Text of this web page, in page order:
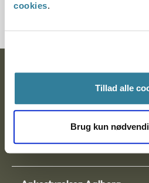
cookies.
Tillad alle
Brug kun
Uenighed mellem kommuner
Ankestyrelsen
Nytorv 7, 2. sal